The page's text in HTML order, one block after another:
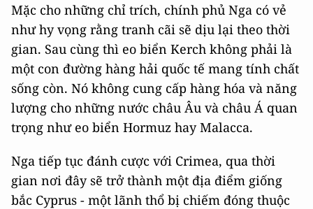
Mặc cho những chỉ trích, chính phủ Nga có vẻ
như hy vọng rằng tranh cãi sẽ dịu lại theo thời
gian. Sau cùng thì eo biển Kerch không phải là
một con đường hàng hải quốc tế mang tính chất
sống còn. Nó không cung cấp hàng hóa và năng
lượng cho những nước châu Âu và châu Á quan
trọng như eo biển Hormuz hay Malacca.
Nga tiếp tục đánh cược với Crimea, qua thời
gian nơi đây sẽ trở thành một địa điểm giống
bắc Cyprus - một lãnh thổ bị chiếm đóng thuộc